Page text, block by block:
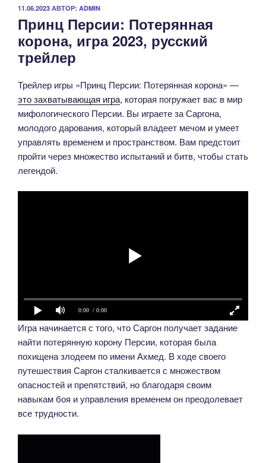
ОПУБЛИКОВАНО
11.06.2023 АВТОР: ADMIN
Принц Персии: Потерянная
корона, игра 2023, русский
трейлер
Трейлер игры «Принц Персии: Потерянная корона» —
это захватывающая игра, которая погружает вас в мир
мифологического Персии. Вы играете за Саргона,
молодого дарования, который владеет мечом и умеет
управлять временем и пространством. Вам предстоит
пройти через множество испытаний и битв, чтобы стать
легендой.
0:00 / 0:00
Игра начинается с того, что Саргон получает задание
найти потерянную корону Персии, которая была
похищена злодеем по имени Ахмед. В ходе своего
путешествия Саргон сталкивается с множеством
опасностей и препятствий, но благодаря своим
навыкам боя и управления временем он преодолевает
все трудности.